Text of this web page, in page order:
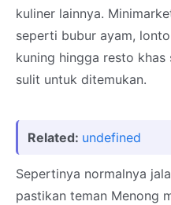
kuliner lainnya.
seperti bubur ayam,
kuning hingga resto
sulit untuk ditemukan.
Related: undefined
Sepertinya normalnya
pastikan teman Menong